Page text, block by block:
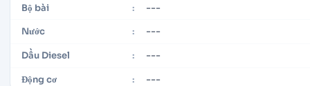
Bộ bài : ---
Nước : ---
Dầu Diesel : ---
Động cơ : ---